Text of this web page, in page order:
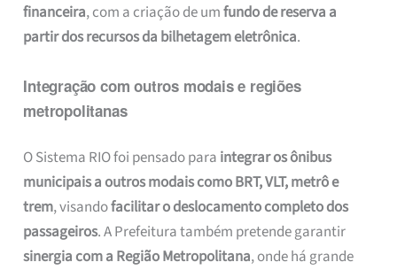
financeira, com a criação de umfundo de reserva a
partir dos recursos da bilhetagem eletrônica.
Integração com outros modais e regiões
metropolitanas
O Sistema RIO foi pensado para integrar os ônibus
municipais a outros modais como BRT, VLT, metrô e
trem, visandofacilitar o deslocamento completo dos
passageiros. A Prefeitura também pretende garantir
sinergia com a Região Metropolitana, onde há grande